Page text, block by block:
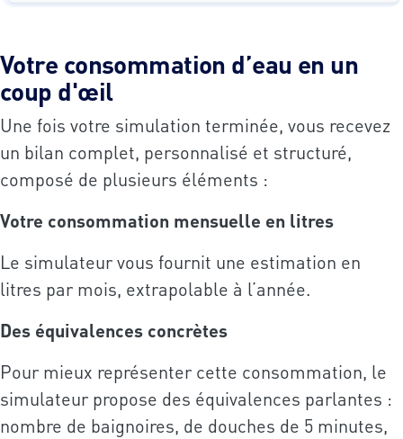
Votre consommation d’eau en un
coup d'œil
Une fois votre simulation terminée, vous recevez
un bilan complet, personnalisé et structuré,
composé de plusieurs éléments :
Votre consommation mensuelle en litres
Le simulateur vous fournit une estimation en
litres par mois, extrapolable à l’année.
Des équivalences concrètes
Pour mieux représenter cette consommation, le
simulateur propose des équivalences parlantes :
nombre de baignoires, de douches de 5 minutes,